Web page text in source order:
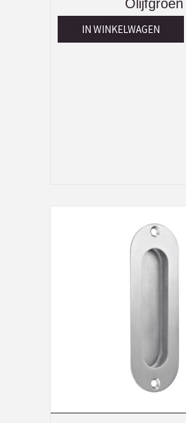
Olijfgroen
IN WINKELWAGEN